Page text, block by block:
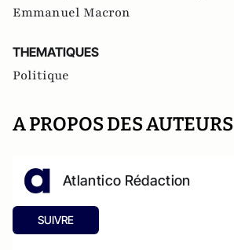
Emmanuel Macron
THEMATIQUES
Politique
A PROPOS DES AUTEURS
Atlantico Rédaction
SUIVRE